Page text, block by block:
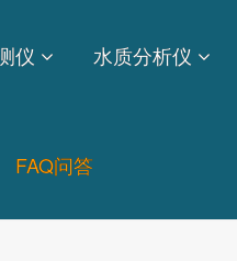
仪 水质分析仪
FAQ问答